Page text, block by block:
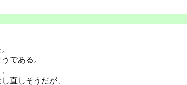
である。
直しそうだが、